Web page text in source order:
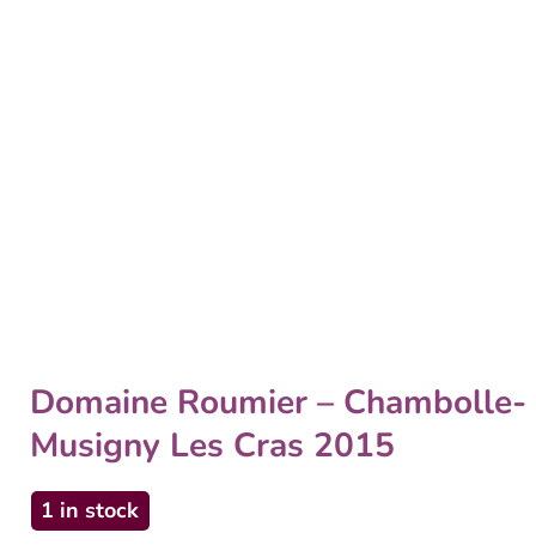
Domaine Roumier – Chambolle-
Musigny Les Cras 2015
1 in stock